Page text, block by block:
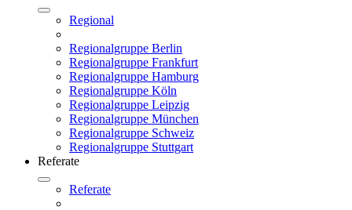
Regional
Regionalgruppe Berlin
Regionalgruppe Frankfurt
Regionalgruppe Hamburg
Regionalgruppe Köln
Regionalgruppe Leipzig
Regionalgruppe München
Regionalgruppe Schweiz
Regionalgruppe Stuttgart
Referate
Referate